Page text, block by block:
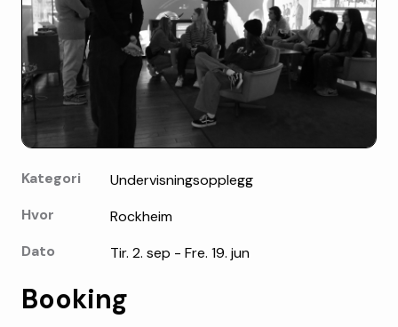
Kategori
Undervisningsopplegg
Hvor
Rockheim
Dato
Tir. 2. sep - Fre. 19. jun
Booking